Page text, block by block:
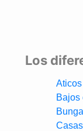
Los
Bajos